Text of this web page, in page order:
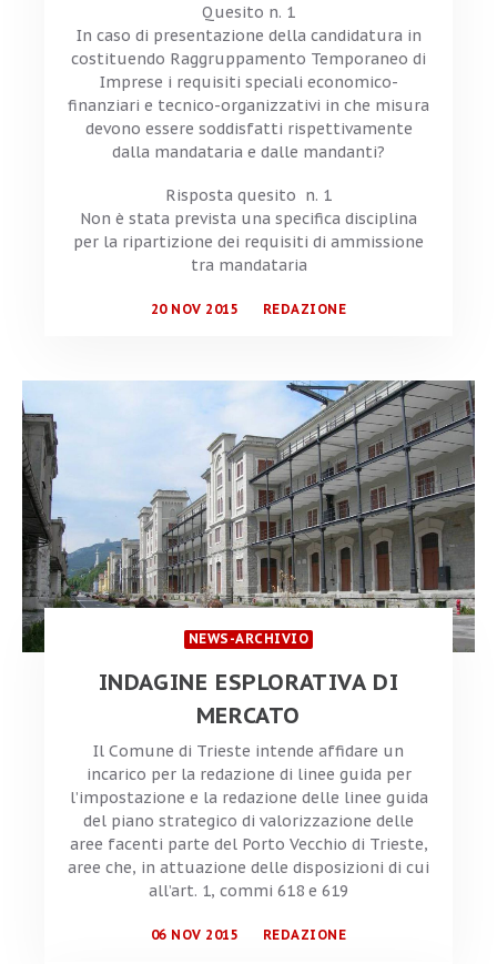
Quesito n. 1
In caso di presentazione della candidatura in
costituendo Raggruppamento Temporaneo di
Imprese i requisiti speciali economico-
finanziari e tecnico-organizzativi in che misura
devono essere soddisfatti rispettivamente
dalla mandataria e dalle mandanti?
Risposta quesito n. 1
Non è stata prevista una specifica disciplina
per la ripartizione dei requisiti di ammissione
tra mandataria
20 NOV 2015 REDAZIONE
NEWS-ARCHIVIO
INDAGINE ESPLORATIVA DI
MERCATO
Il Comune di Trieste intende affidare un
incarico per la redazione di linee guida per
l’impostazione e la redazione delle linee guida
del piano strategico di valorizzazione delle
aree facenti parte del Porto Vecchio di Trieste,
aree che, in attuazione delle disposizioni di cui
all’art. 1, commi 618 e 619
06 NOV 2015 REDAZIONE